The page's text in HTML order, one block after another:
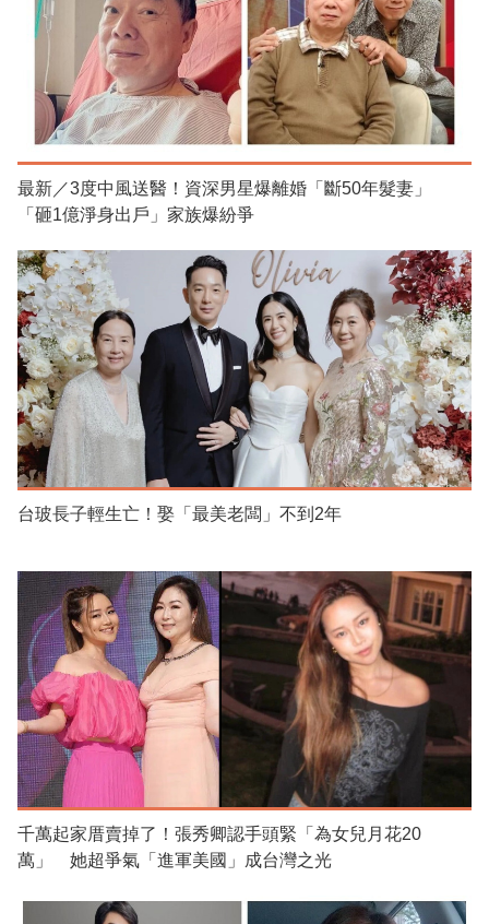
最新／3度中風送醫！資深男星爆離婚「斷50年髮妻」
「砸1億淨身出戶」家族爆紛爭
台玻長子輕生亡！娶「最美老闆」不到2年
千萬起家厝賣掉了！張秀卿認手頭緊「為女兒月花20
萬」 她超爭氣「進軍美國」成台灣之光